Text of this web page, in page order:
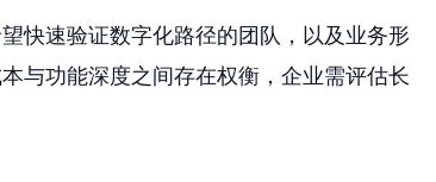
快速验证数字化路径的团队，以及业务形
与功能深度之间存在权衡，企业需评估长